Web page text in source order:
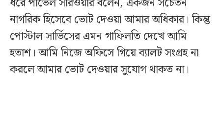
নাগরিক হিসেবে ভোট দেওয়া আমার অধিকার। কিন্তু
পোস্টাল সার্ভিসের এমন গাফিলতি দেখে আমি
হতাশ। আমি নিজে অফিসে গিয়ে ব্যালট সংগ্রহ না
করলে আমার ভোট দেওয়ার সুযোগ থাকত না।